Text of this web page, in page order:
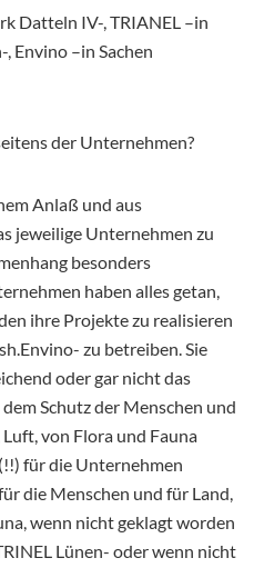
Datteln IV-, TRIANEL –in
Envino –in Sachen
der Unternehmen?
Anlaß und aus
jeweilige Unternehmen zu
besonders
haben alles getan,
ihre Projekte zu realisieren
zu betreiben. Sie
oder gar nicht das
Schutz der Menschen und
Luft, von Flora und Fauna
für die Unternehmen
die Menschen und für Land,
wenn nicht geklagt worden
Lünen- oder wenn nicht